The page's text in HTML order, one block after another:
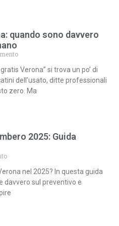
quando sono davvero
Verona” si trova un po’ di
dell’usato, ditte professionali
zero. Ma
2025: Guida
nel 2025? In questa guida
davvero sul preventivo e